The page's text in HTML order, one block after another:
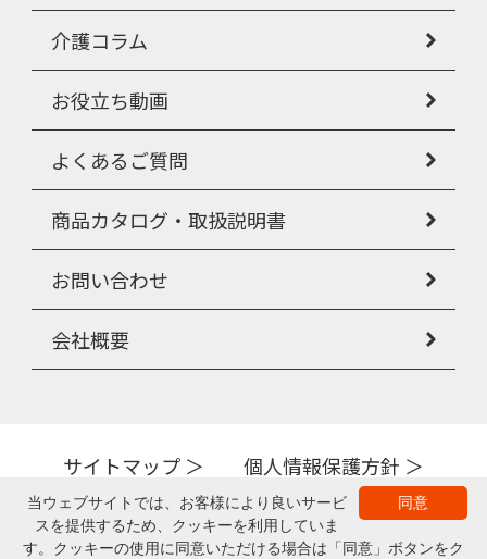
▲ページの上部へ
介護コラム
お役立ち動画
よくあるご質問
商品カタログ・取扱説明書
お問い合わせ
会社概要
サイトマップ 個人情報保護方針
Copyright © PIGEON TAHIRA Corporation All Rights Reserved.
同意
当ウェブサイトでは、お客様により良いサービ
スを提供するため、クッキーを利用していま
す。クッキーの使用に同意いただける場合は「同意」ボタンをク